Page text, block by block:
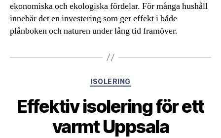
ekonomiska och ekologiska fördelar. För många hushåll
innebär det en investering som ger effekt i både
plånboken och naturen under lång tid framöver.
Kategorier
ISOLERING
Effektiv isolering för ett
varmt Uppsala